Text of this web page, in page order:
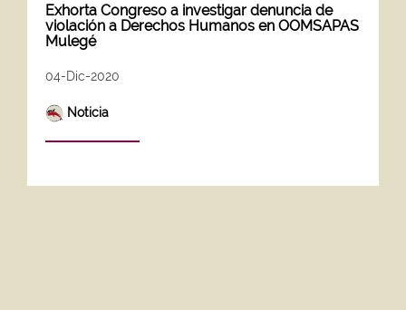
Exhorta Congreso a investigar denuncia de
violación a Derechos Humanos en OOMSAPAS
Mulegé
04-Dic-2020
Noticia